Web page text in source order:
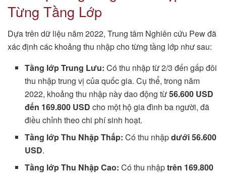
Từng Tầng Lớp
Dựa trên dữ liệu năm 2022, Trung tâm Nghiên cứu Pew đã
xác định các khoảng thu nhập cho từng tầng lớp như sau:
Tầng lớp Trung Lưu: Có thu nhập từ 2/3 đến gấp đôi
thu nhập trung vị của quốc gia. Cụ thể, trong năm
2022, khoảng thu nhập này dao động từ56.600 USD
đến 169.800 USD cho một hộ gia đình ba người, đã
điều chỉnh theo chi phí sinh hoạt.
Tầng lớp Thu Nhập Thấp: Có thu nhậpdưới 56.600
USD.
Tầng lớp Thu Nhập Cao: Có thu nhậptrên 169.800